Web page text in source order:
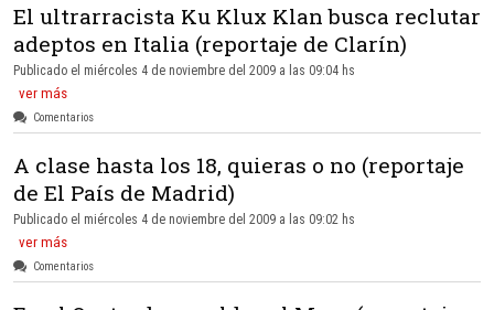
El ultrarracista Ku Klux Klan busca reclutar
adeptos en Italia (reportaje de Clarín)
Publicado el miércoles 4 de noviembre del 2009 a las 09:04 hs
ver más
Comentarios
A clase hasta los 18, quieras o no (reportaje
de El País de Madrid)
Publicado el miércoles 4 de noviembre del 2009 a las 09:02 hs
ver más
Comentarios